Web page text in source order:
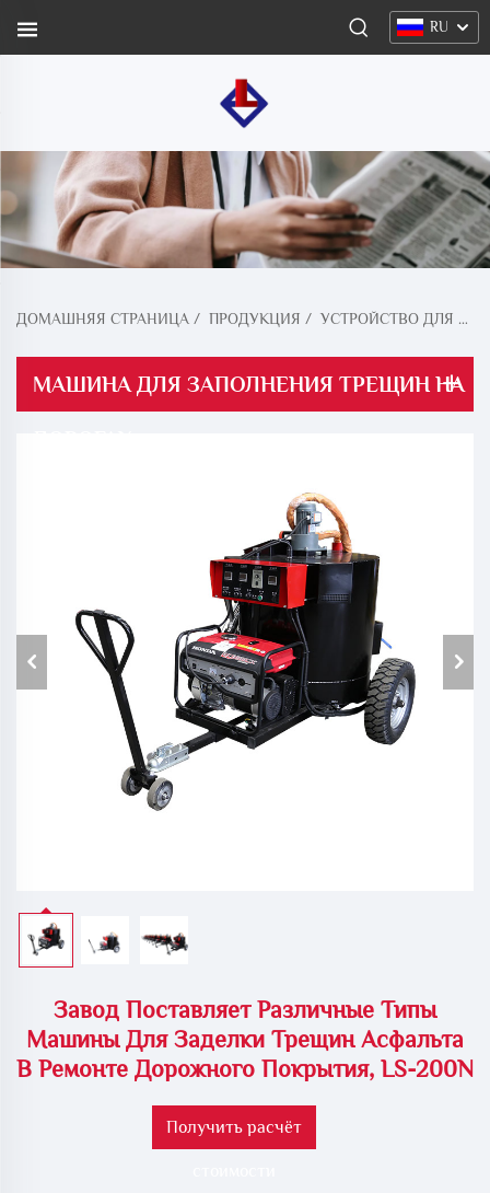
RU
ДОМАШНЯЯ СТРАНИЦА / ПРОДУКЦИЯ / УСТРОЙСТВО ДЛЯ ЗАПОЛНЕНИЯ ТРЕЩИН НА ДОРОГАХ
МАШИНА ДЛЯ ЗАПОЛНЕНИЯ ТРЕЩИН НА
Завод Поставляет Различные Типы
Машины Для Заделки Трещин Асфальта
В Ремонте Дорожного Покрытия, LS-200N
Получить расчёт